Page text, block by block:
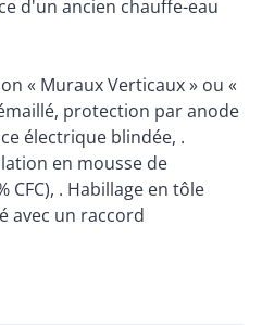
d'un ancien chauffe-eau
« Muraux Verticaux » ou «
protection par anode
électrique blindée, .
en mousse de
CFC), . Habillage en tôle
avec un raccord